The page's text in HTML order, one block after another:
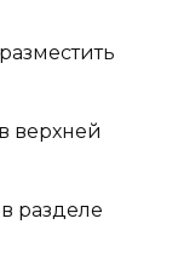
верхней
разделе